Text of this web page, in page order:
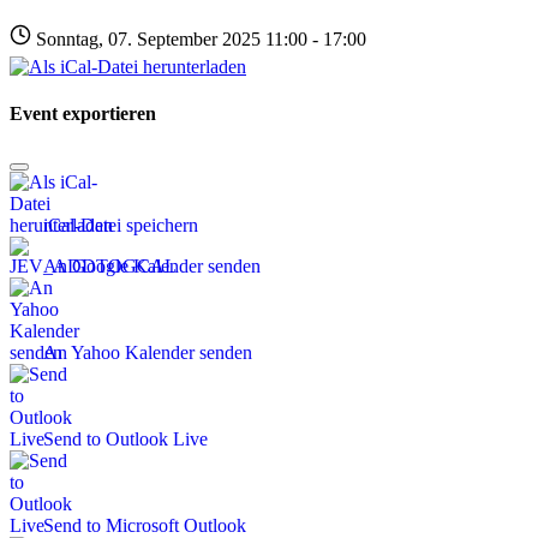
Sonntag, 07. September 2025 11:00 - 17:00
Event exportieren
iCal-Datei speichern
An Google Kalender senden
An Yahoo Kalender senden
Send to Outlook Live
Send to Microsoft Outlook